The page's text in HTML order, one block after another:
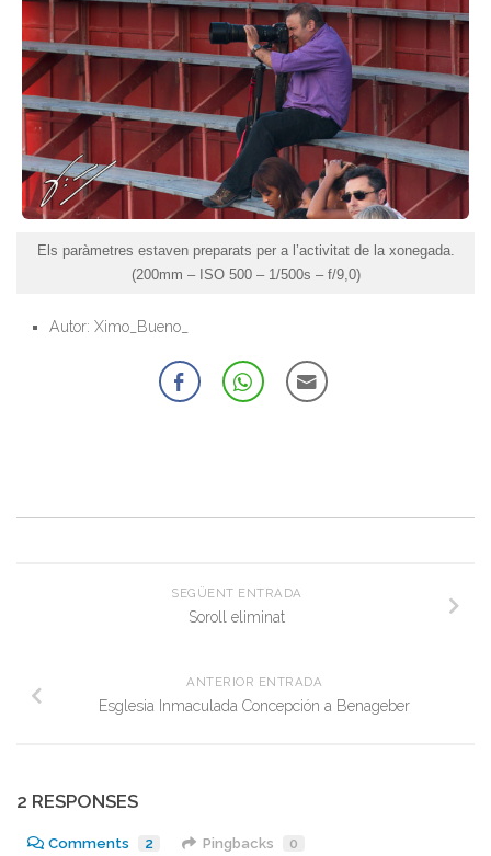
Els paràmetres estaven preparats per a l’activitat de la xonegada.
(200mm – ISO 500 – 1/500s – f/9,0)
Autor: Ximo_Bueno_
SEGÜENT ENTRADA
Soroll eliminat
ANTERIOR ENTRADA
Esglesia Inmaculada Concepción a Benageber
2 RESPONSES
Comments 2 Pingbacks 0